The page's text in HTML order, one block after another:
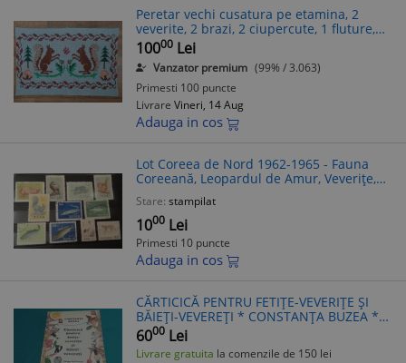
Peretar vechi cusatura pe etamina, 2
veverite, 2 brazi, 2 ciupercute, 1 fluture,
anii 60-70, Romania
10000 Lei
Vanzator premium (99% / 3.063)
Primesti 100 puncte
Livrare Vineri, 14 Aug
Adauga in cos
Lot Coreea de Nord 1962-1965 - Fauna
Coreeană, Leopardul de Amur, Veverițe,
Iepure, Pești, Cocor, 11v, Ștampilat -A333
Stare: stampilat
1000 Lei
Primesti 10 puncte
Adauga in cos
CĂRTICICĂ PENTRU FETIȚE-VEVERIȚE ȘI
BĂIEȚI-VEVEREȚI * CONSTANȚA BUZEA *
1979 * 3 5 6
6000 Lei
Livrare gratuita la comenzile de 150 lei